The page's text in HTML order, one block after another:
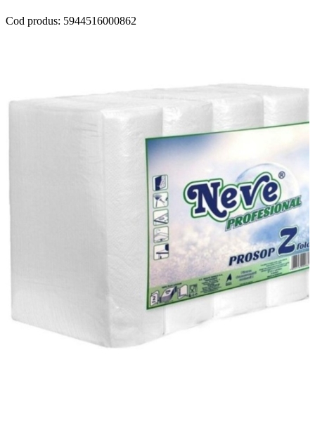
Cod produs: 5944516000862